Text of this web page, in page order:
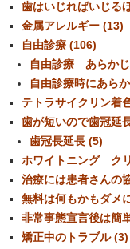
歯はいじればいじる
金属アレルギー (13)
自由診療 (106)
自由診療 あらか
自由診療時にあら
テトラサイクリン着
歯が短いので歯冠
歯冠長延長 (5)
ホワイトニング ク
治療には患者さんの
無料は何もかもダメ
非常事態宣言後は簡
矯正中のトラブル (3)